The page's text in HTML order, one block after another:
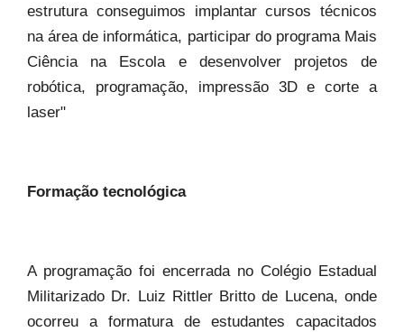
estrutura conseguimos implantar cursos técnicos
na área de informática, participar do programa Mais
Ciência na Escola e desenvolver projetos de
robótica, programação, impressão 3D e corte a
laser"
Formação tecnológica
A programação foi encerrada no Colégio Estadual
Militarizado Dr. Luiz Rittler Britto de Lucena, onde
ocorreu a formatura de estudantes capacitados